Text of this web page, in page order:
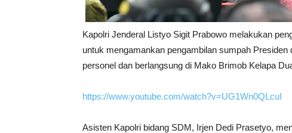
Kapolri Jenderal Listyo Sigit Prabowo melakukan
untuk mengamankan pengambilan sumpah
personel dan berlangsung di Mako Brimob Kelapa
https://www.youtube.com/watch?v=UG1Wn0QLcuI
Asisten Kapolri bidang SDM, Irjen Dedi Prasetyo,